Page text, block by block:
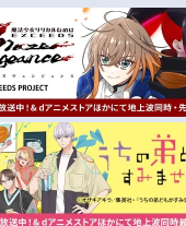
トレンド
秋アニメ
冬アニメ